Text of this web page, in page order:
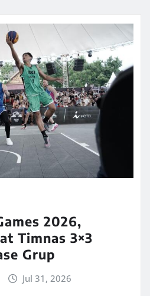
2026,
Timnas 3×3
Grup
Jul 31, 2026